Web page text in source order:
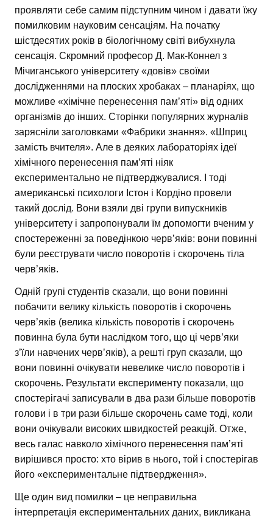
проявляти себе самим підступним чином і давати їжу
помилковим науковим сенсаціям. На початку
шістдесятих років в біологічному світі вибухнула
сенсація. Скромний професор Д. Мак-Коннел з
Мічиганського університету «довів» своїми
дослідженнями на плоских хробаках – планаріях, що
можливе «хімічне перенесення пам’яті» від одних
організмів до інших. Сторінки популярних журналів
зарясніли заголовками «Фабрики знання». «Шприц
замість вчителя». Але в деяких лабораторіях ідеї
хімічного перенесення пам’яті ніяк
експериментально не підтверджувалися. І тоді
американські психологи Істон і Кордіно провели
такий дослід. Вони взяли дві групи випускників
університету і запропонували їм допомогти вченим у
спостереженні за поведінкою черв’яків: вони повинні
були реєструвати число поворотів і скорочень тіла
черв’яків.
Одній групі студентів сказали, що вони повинні
побачити велику кількість поворотів і скорочень
черв’яків (велика кількість поворотів і скорочень
повинна була бути наслідком того, що ці черв’яки
з’їли навчених черв’яків), а решті груп сказали, що
вони повинні очікувати невелике число поворотів і
скорочень. Результати експерименту показали, що
спостерігачі записували в два рази більше поворотів
голови і в три рази більше скорочень саме тоді, коли
вони очікували високих швидкостей реакцій. Отже,
весь галас навколо хімічного перенесення пам’яті
вирішився просто: хто вірив в нього, той і спостерігав
його «експериментальне підтвердження».
Ще один вид помилки – це неправильна
інтерпретація експериментальних даних, викликана